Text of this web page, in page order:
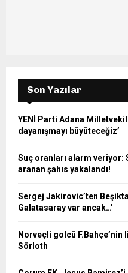
Son Yazılar
YENİ Parti Adana
dayanışmayı büyüteceğiz’
Suç oranları alarm veriyor:
aranan şahıs yakalandı!
Sergej Jakirovic’ten
Galatasaray var ancak…’
Norveçli golcü
Sörloth